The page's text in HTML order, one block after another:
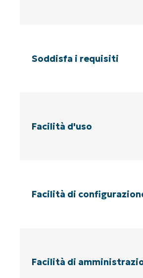
Soddisfa i requisiti
Facilità d'uso
Facilità di
Facilità di